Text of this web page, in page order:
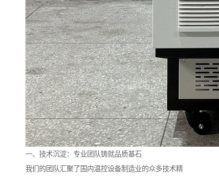
一、技术沉淀：专业团队铸就品质基石
我们的团队汇聚了国内温控设备制造业的众多技术精